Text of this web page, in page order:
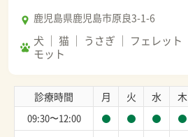
鹿児島県鹿児島市原良3-1-6
犬 猫 うさぎ フェレット
モット
診療時間 月 火 水 木
09:30〜12:00